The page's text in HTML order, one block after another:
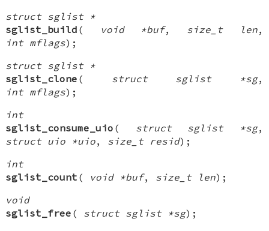
struct sglist *
sglist_build ( void *buf, size_t len,
int mflags);
struct sglist *
sglist_clone ( struct sglist *sg,
int mflags);
int
sglist_consume_uio ( struct sglist *sg,
struct uio *uio, size_t resid);
int
sglist_count ( void *buf, size_t len);
void
sglist_free ( struct sglist *sg);